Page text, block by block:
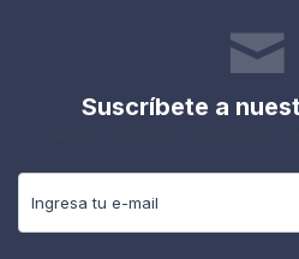
Suscríbete a